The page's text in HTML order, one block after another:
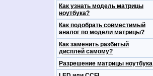
Как узнать модель матрицы
ноутбука?
Как подобрать совместимый
аналог по модели матрицы?
Как заменить разбитый
дисплей самому?
Разрешение матрицы ноутбука